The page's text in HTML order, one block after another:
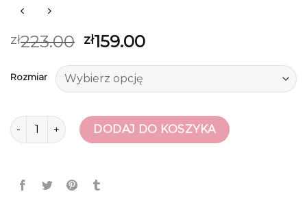
zł223.00 zł159.00
Rozmiar
ilość glany DODAJ DO KOSZYKA